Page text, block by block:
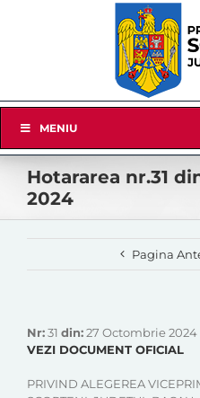
Navigation
MENIU
Hotararea nr.31
2024
Pagina
Nr:31 din:27 Octombrie 2024
VEZI DOCUMENT OFICIAL
PRIVIND ALEGEREA